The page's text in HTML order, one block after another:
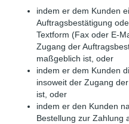
indem er dem Kunden
Auftragsbestätigung
Textform (Fax oder E-
Zugang der
maßgeblich ist, oder
indem er dem Kunden
insoweit der Zugang
ist, oder
indem er den Kunden
Bestellung zur Zahlung